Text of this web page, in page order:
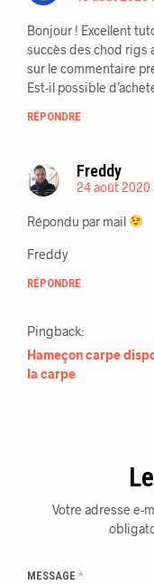
Bonjour ! Excellent
succès des chod rigs
sur le commentaire
Est-il possible
RÉPONDRE
Freddy
24 août 2020
Répondu par mail
Freddy
RÉPONDRE
Pingback:
Hameçon carpe
la carpe
Votre adresse e-
MESSAGE *